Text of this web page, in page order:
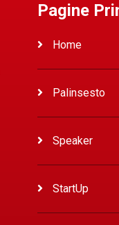
Pagine
Home
Palinsesto
Speaker
StartUp